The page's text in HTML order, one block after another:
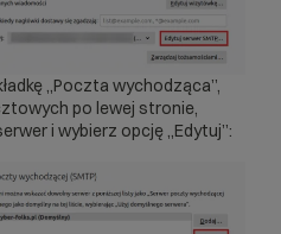
„Poczta wychodząca”,
po lewej stronie,
i wybierz opcję „Edytuj”: